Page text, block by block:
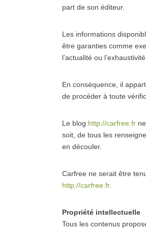
part de son éditeur.
Les informations
être garanties comme
l’actualité ou
En conséquence, il
de procéder à toute
Le blog http://carfree.fr
soit, de tous les
en découler.
Carfree ne serait être
http://carfree.fr.
Propriété intellectuelle
Tous les contenus